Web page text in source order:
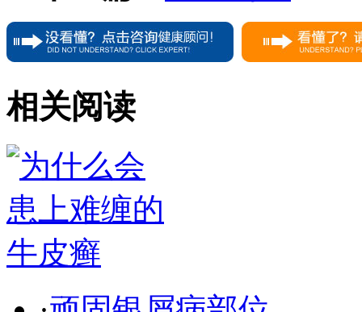
相关阅读